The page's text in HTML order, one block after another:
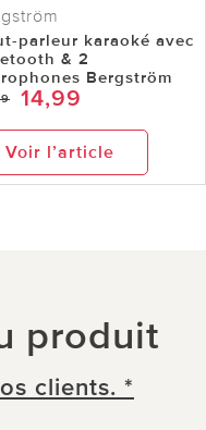
parleur karaoké avec
& 2
Bergström
14,99
Voir l’article
produit
clients. *